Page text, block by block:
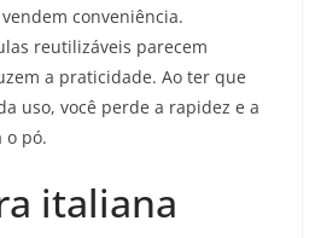
conveniência.
reutilizáveis parecem
a praticidade. Ao ter que
uso, você perde a rapidez e a
o pó.
italiana